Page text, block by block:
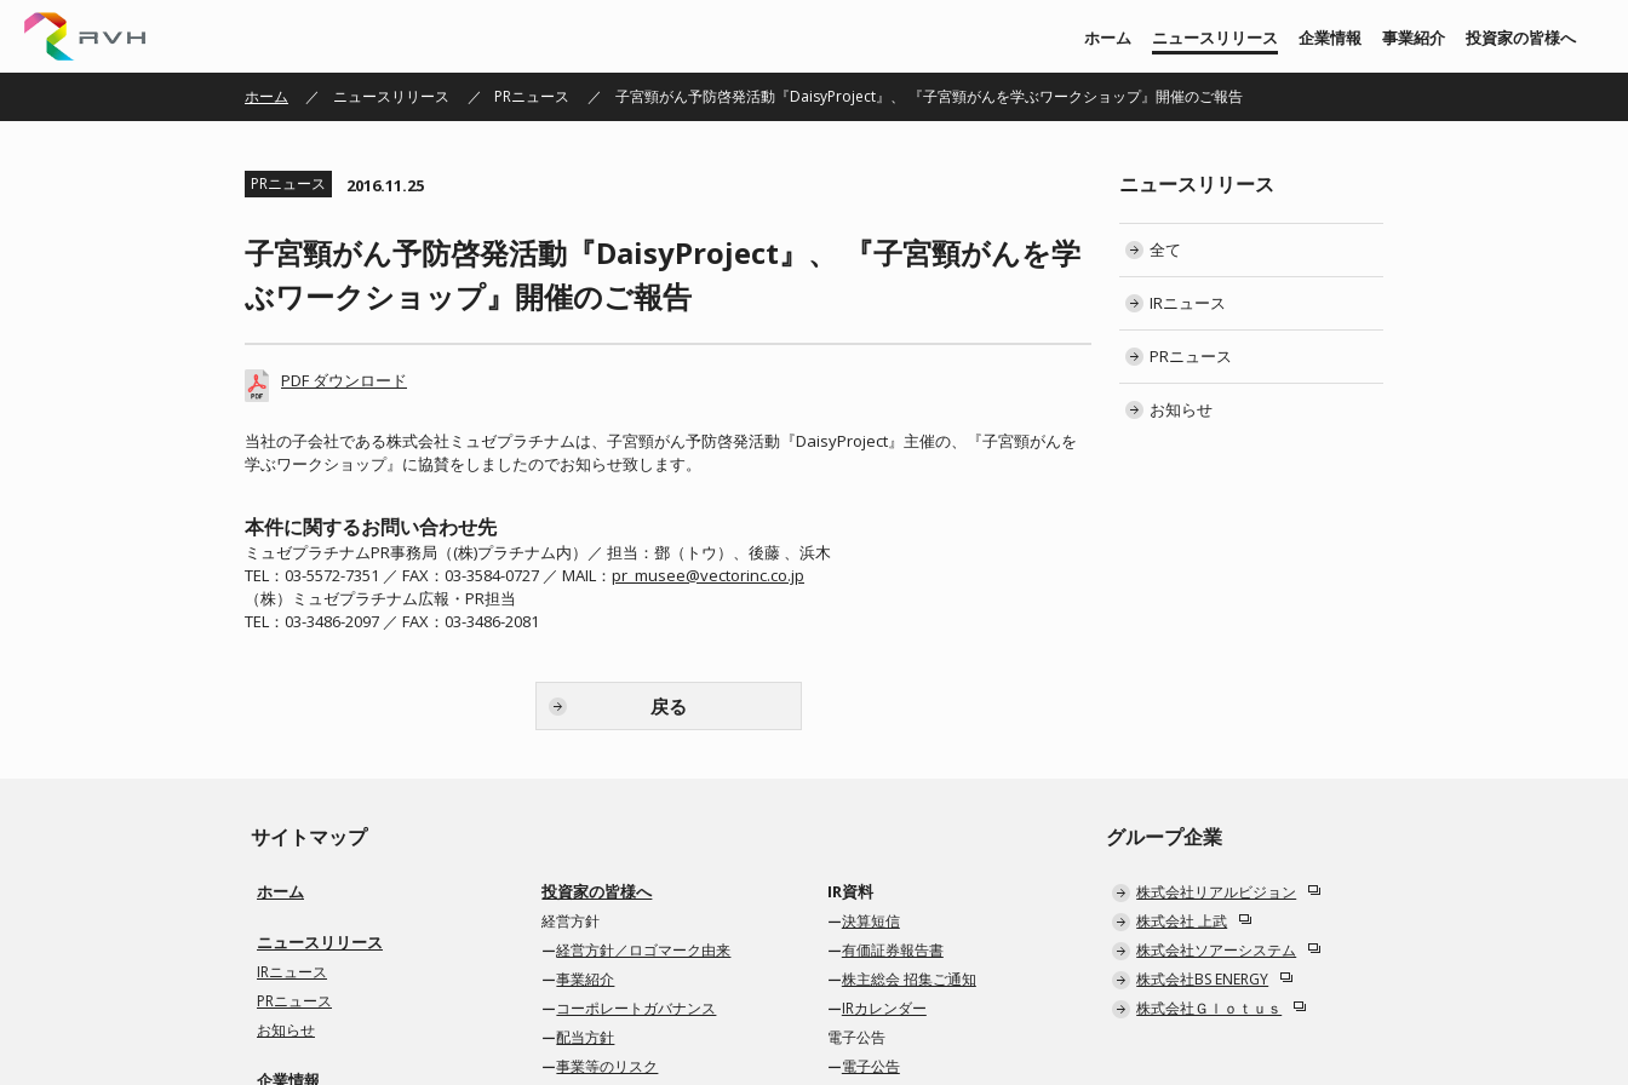
ホーム ニュースリリース 企業情報 事業紹介 投資家の皆様へ
ホーム ニュースリリース PRニュース 子宮頸がん予防啓発活動『DaisyProject』、 『子宮頸がんを学ぶワークショップ』開催のご報告
PRニュース 2016.11.25
子宮頸がん予防啓発活動『DaisyProject』、 『子宮頸がんを学
ぶワークショップ』開催のご報告
PDF ダウンロード
当社の子会社である株式会社ミュゼプラチナムは、子宮頸がん予防啓発活動『DaisyProject』主催の、『子宮頸がんを
学ぶワークショップ』に協賛をしましたのでお知らせ致します。
本件に関するお問い合わせ先
ミュゼプラチナムPR事務局（(株)プラチナム内）／ 担当：鄧（トウ）、後藤 、浜木
TEL：03-5572-7351 ／ FAX：03-3584-0727 ／ MAIL： pr_musee@vectorinc.co.jp
（株）ミュゼプラチナム広報・PR担当
TEL：03-3486-2097 ／ FAX：03-3486-2081
戻る
ニュースリリース
全て
IRニュース
PRニュース
お知らせ
サイトマップ
ホーム
ニュースリリース
IRニュース
PRニュース
お知らせ
企業情報
投資家の皆様へ
経営方針
経営方針／ロゴマーク由来
事業紹介
コーポレートガバナンス
配当方針
事業等のリスク
IR資料
決算短信
有価証券報告書
株主総会 招集ご通知
IRカレンダー
電子公告
電子公告
グループ企業
株式会社リアルビジョン
株式会社 上武
株式会社ソアーシステム
株式会社BS ENERGY
株式会社Ｇｌｏｔｕｓ